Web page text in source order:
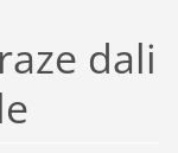
dali